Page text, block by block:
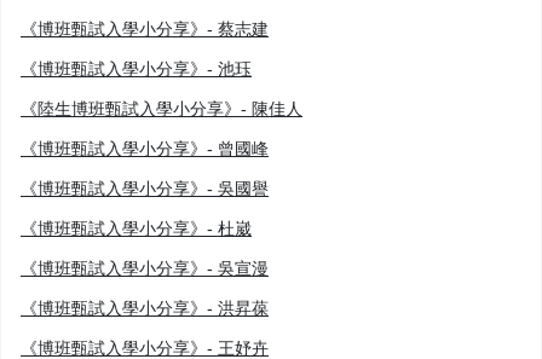
《博班甄試入學小分享》- 蔡志建
《博班甄試入學小分享》- 池珏
《陸生博班甄試入學小分享》- 陳佳人
《博班甄試入學小分享》- 曾國峰
《博班甄試入學小分享》- 吳國譽
《博班甄試入學小分享》- 杜崴
《博班甄試入學小分享》- 吳宣漫
《博班甄試入學小分享》- 洪昇葆
《博班甄試入學小分享》- 王妤卉